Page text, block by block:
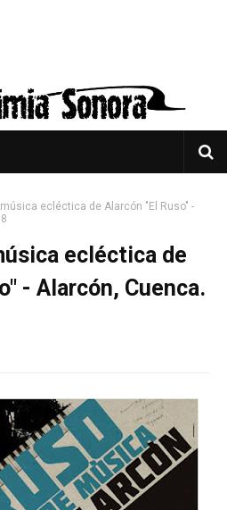
música ecléctica de Alarcón "El Ruso" -
ecléctica de
- Alarcón, Cuenca.